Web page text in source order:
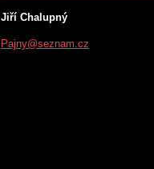
Jiří Chalupný
Pajny@seznam.cz